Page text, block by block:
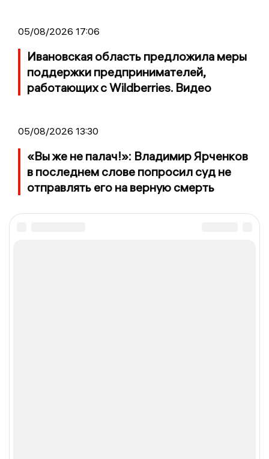
05/08/2026 17:06
Ивановская область предложила меры
поддержки предпринимателей,
работающих с Wildberries. Видео
05/08/2026 13:30
«Вы же не палач!»: Владимир Ярченков
в последнем слове попросил суд не
отправлять его на верную смерть